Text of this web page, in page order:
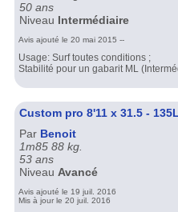
50 ans
Niveau Intermédiaire
Avis ajouté le 20 mai 2015 --
Usage: Surf toutes conditions ;
Stabilité pour un gabarit ML
Custom pro 8'11 x 31.5 -
Par Benoit
1m85 88 kg.
53 ans
Niveau Avancé
Avis ajouté le 19 juil. 2016
Mis à jour le 20 juil. 2016